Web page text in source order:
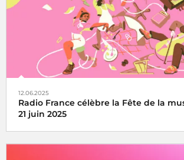
12.06.2025
Radio France célèbre la Fête de la
21 juin 2025